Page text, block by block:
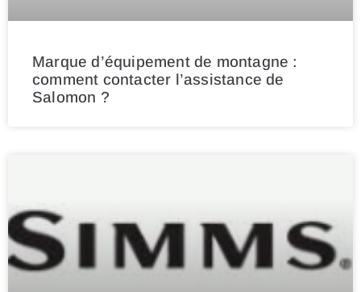
Marque d’équipement de montagne :
comment contacter l’assistance de
Salomon ?